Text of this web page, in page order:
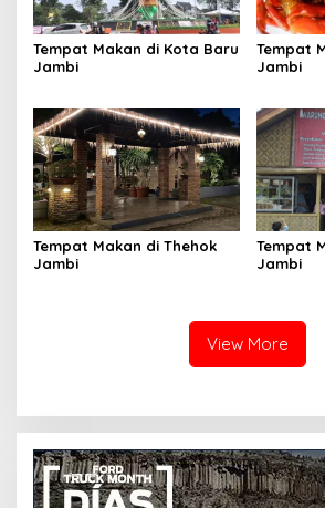
Tempat Makan di Kota Baru
Jambi
Tempat
Jambi
Tempat Makan di Thehok
Jambi
Tempat
Jambi
View More